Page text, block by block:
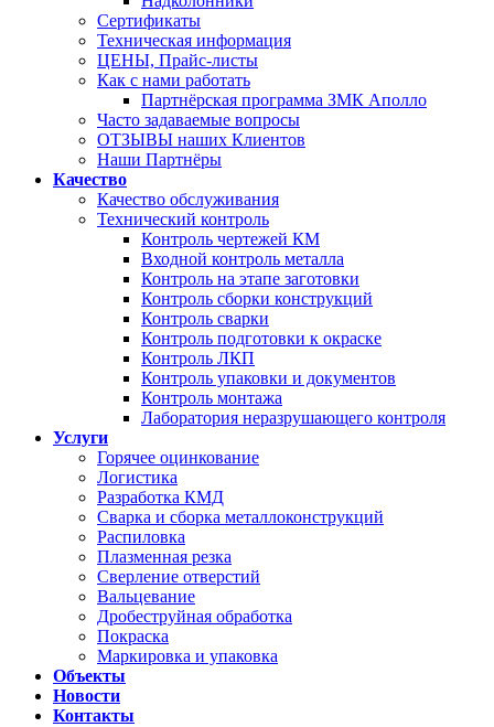
Сертификаты
Техническая информация
ЦЕНЫ, Прайс-листы
Как с нами работать
Партнёрская программа ЗМК Аполло
Часто задаваемые вопросы
ОТЗЫВЫ наших Клиентов
Наши Партнёры
Качество
Качество обслуживания
Технический контроль
Контроль чертежей КМ
Входной контроль металла
Контроль на этапе заготовки
Контроль сборки конструкций
Контроль сварки
Контроль подготовки к окраске
Контроль ЛКП
Контроль упаковки и документов
Контроль монтажа
Лаборатория неразрушающего контроля
Услуги
Горячее оцинкование
Логистика
Разработка КМД
Сварка и сборка металлоконструкций
Распиловка
Плазменная резка
Сверление отверстий
Вальцевание
Дробеструйная обработка
Покраска
Маркировка и упаковка
Объекты
Новости
Контакты